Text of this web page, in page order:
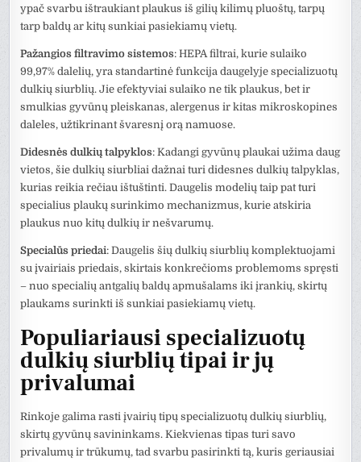
ypač svarbu ištraukiant plaukus iš gilių kilimų pluoštų, tarpų
tarp baldų ar kitų sunkiai pasiekiamų vietų.
Pažangios filtravimo sistemos: HEPA filtrai, kurie sulaiko
99,97% dalelių, yra standartinė funkcija daugelyje specializuotų
dulkių siurblių. Jie efektyviai sulaiko ne tik plaukus, bet ir
smulkias gyvūnų pleiskanas, alergenus ir kitas mikroskopines
daleles, užtikrinant švaresnį orą namuose.
Didesnės dulkių talpyklos: Kadangi gyvūnų plaukai užima daug
vietos, šie dulkių siurbliai dažnai turi didesnes dulkių talpyklas,
kurias reikia rečiau ištuštinti. Daugelis modelių taip pat turi
specialius plaukų surinkimo mechanizmus, kurie atskiria
plaukus nuo kitų dulkių ir nešvarumų.
Specialūs priedai: Daugelis šių dulkių siurblių komplektuojami
su įvairiais priedais, skirtais konkrečioms problemoms spręsti
– nuo specialių antgalių baldų apmušalams iki įrankių, skirtų
plaukams surinkti iš sunkiai pasiekiamų vietų.
Populiariausi specializuotų
dulkių siurblių tipai ir jų
privalumai
Rinkoje galima rasti įvairių tipų specializuotų dulkių siurblių,
skirtų gyvūnų savininkams. Kiekvienas tipas turi savo
privalumų ir trūkumų, tad svarbu pasirinkti tą, kuris geriausiai